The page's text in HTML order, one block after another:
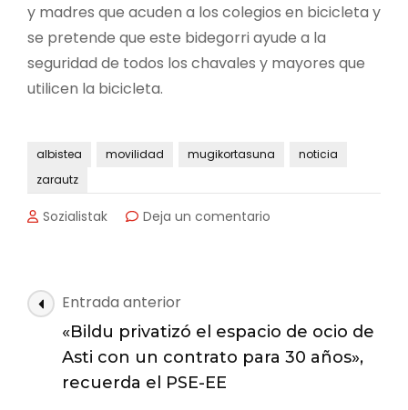
y madres que acuden a los colegios en bicicleta y
se pretende que este bidegorri ayude a la
seguridad de todos los chavales y mayores que
utilicen la bicicleta.
albistea movilidad mugikortasuna
noticia
zarautz
Sozialistak Deja un comentario
nueva
rotonda
de
Navegación
de
entradas
Entrada anterior
«Bildu privatizó el espacio de ocio de
Asti con un contrato para 30 años»,
recuerda el PSE-EE